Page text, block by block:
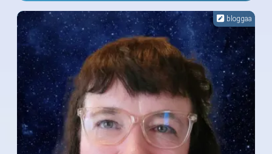
bloggaa